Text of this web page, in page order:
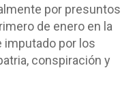
por presuntos
de enero en la
imputado por los
conspiración y